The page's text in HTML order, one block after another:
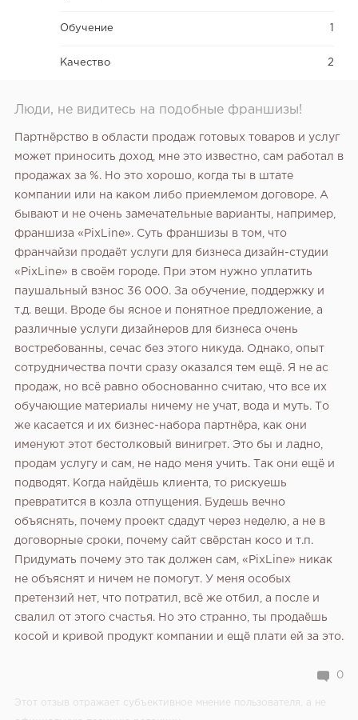
Обучение
Качество 2
Люди, не видитесь на подобные франшизы!
Партнёрство в области продаж готовых товаров и услуг
может приносить доход, мне это известно, сам работал в
продажах за %. Но это хорошо, когда ты в штате
компании или на каком либо приемлемом договоре. А
бывают и не очень замечательные варианты, например,
франшиза «PixLine». Суть франшизы в том, что
франчайзи продаёт услуги для бизнеса дизайн-студии
«PixLine» в своём городе. При этом нужно уплатить
паушальный взнос 36 000. За обучение, поддержку и
т.д. вещи. Вроде бы ясное и понятное предложение, а
различные услуги дизайнеров для бизнеса очень
востребованны, сечас без этого никуда. Однако, опыт
сотрудничества почти сразу оказался тем ещё. Я не ас
продаж, но всё равно обоснованно считаю, что все их
обучающие материалы ничему не учат, вода и муть. То
же касается и их бизнес-набора партнёра, как они
именуют этот бестолковый винигрет. Это бы и ладно,
продам услугу и сам, не надо меня учить. Так они ещё и
подводят. Когда найдёшь клиента, то рискуешь
превратится в козла отпущения. Будешь вечно
объяснять, почему проект сдадут через неделю, а не в
договорные сроки, почему сайт свёрстан косо и т.п.
Придумать почему это так должен сам, «PixLine» никак
не объяснят и ничем не помогут. У меня особых
претензий нет, что потратил, всё же отбил, а после и
свалил от этого счастья. Но это странно, ты продаёшь
косой и кривой продукт компании и ещё плати ей за это.
0
Этот отзыв отражает субъективное мнение пользователя, а не